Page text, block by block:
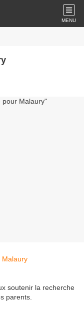
MENU
soutenir la recherche
parents.